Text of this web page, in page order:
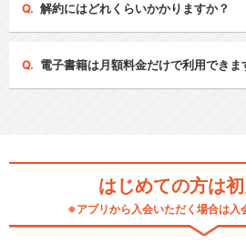
解約にはどれくらいかかりますか？
電子書籍は月額料金だけで利用できま
はじめての方は
※アプリから入会いただく場合は入